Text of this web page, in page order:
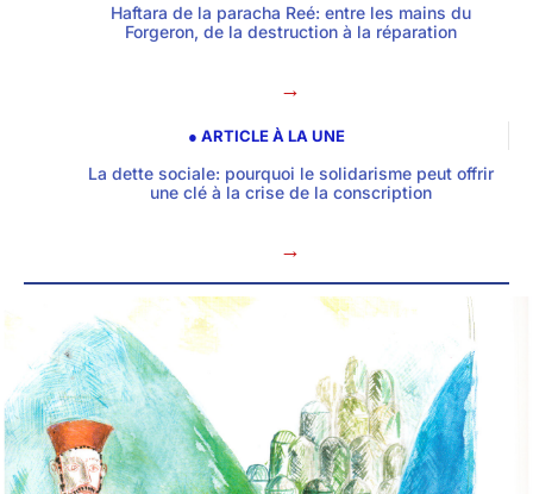
Haftara de la paracha Reé: entre les mains du
Forgeron, de la destruction à la réparation
→
● ARTICLE À LA UNE
La dette sociale: pourquoi le solidarisme peut offrir
une clé à la crise de la conscription
→